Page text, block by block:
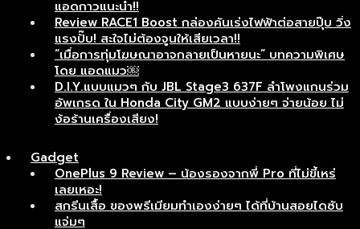
แอดกาวแนะนำ!!
Review RACE1 Boost กล่องคันเร่งไฟฟ้าต่อสายปุ๊บ วิ่ง
แรงปั๊บ! สะใจไม่ต้องจูนให้เสียเวลา!!
“เมื่อการทุ่มโฆษณาอาจกลายเป็นหายนะ” บทความพิเศษ
โดย แอดแมว￼
D.I.Y.แบบแมวๆ กับ JBL Stage3 637F ลำโพงแกนร่วม
อัพเกรด ใน Honda City GM2 แบบง่ายๆ จ่ายน้อย ไม่
ง้อร้านเครื่องเสียง!
Gadget
OnePlus 9 Review – น้องรองจากพี่ Pro ที่ไม่ขี้เหร่
เลยเหอะ!
สกรีนเสื้อ ของพรีเมียมทำเองง่ายๆ ได้ที่บ้านสอยไดซับ
แจ่มๆ